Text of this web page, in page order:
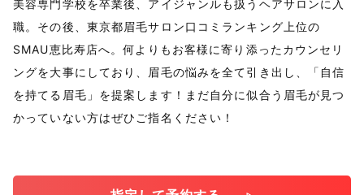
美容専門学校を卒業後、アイジャンルも扱うヘアサロンに入
職。その後、東京都眉毛サロン口コミランキング上位の
SMAU恵比寿店へ。何よりもお客様に寄り添ったカウンセリ
ングを大事にしており、眉毛の悩みを全て引き出し、「自信
を持てる眉毛」を提案します！まだ自分に似合う眉毛が見つ
かっていない方はぜひご指名ください！